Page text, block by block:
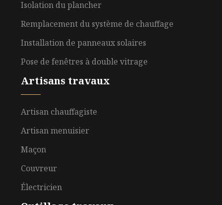
Isolation du plancher
Remplacement du système de chauffage
Installation de panneaux solaires
Pose de fenêtres à double vitrage
Artisans travaux
Artisan chauffagiste
Artisan menuisier
Maçon
Couvreur
Électricien